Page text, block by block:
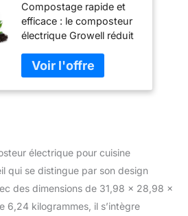
Cuisine intérieure,
bac à Compost de
comptoir de 2,5 L,
Machine de
compostage sans
Odeur pour
déchets
écran LED
Compostage rapide et
efficace : le composteur
électrique Growell réduit
de cuisine de plus de 85
% en seulement 4
heures avec son mode
puissant composteur de
cuisine peut minimiser
les déchets ménagers
tout en nourrissant vos
plantes de jardin, et
électrique pour cuisine
qui se distingue par son design
des dimensions de 31,98 x 28,98 x
6,24 kilogrammes, il s’intègre